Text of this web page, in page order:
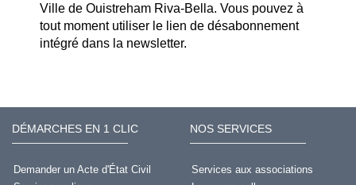
Ville de Ouistreham Riva-Bella. Vous pouvez à
tout moment utiliser le lien de désabonnement
intégré dans la newsletter.
DÉMARCHES EN 1 CLIC
Demander un Acte d'État Civil
NOS SERVICES
Services aux associations